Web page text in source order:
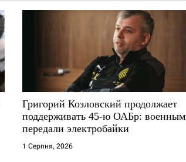
Григорий Козловский продолжает
поддерживать 45-ю ОАБр: военным
передали электробайки
1 Серпня, 2026